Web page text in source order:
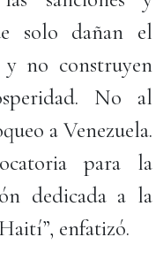
solo dañan el
no construyen
No al
a Venezuela.
para la
dedicada a la
enfatizó.